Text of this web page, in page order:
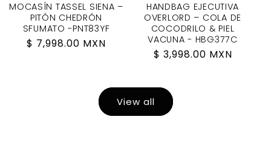
MOCASÍN TASSEL SIENA –
PITÓN CHEDRÓN
SFUMATO -PNT83YF
Regular
$ 7,998.00 MXN
HANDBAG EJECUTIVA
OVERLORD – COLA DE
COCODRILO & PIEL
VACUNA - HBG377C
Regular
$ 3,998.00 MXN
View all